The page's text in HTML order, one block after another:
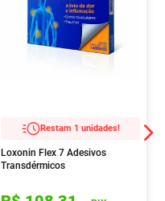
Restam 1 unidades!
Loxonin Flex 7 Adesivos
Transdérmicos